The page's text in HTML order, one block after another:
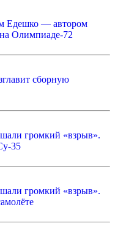
Едешко — автором
на Олимпиаде-72
сборную
громкий «взрыв».
35
громкий «взрыв».